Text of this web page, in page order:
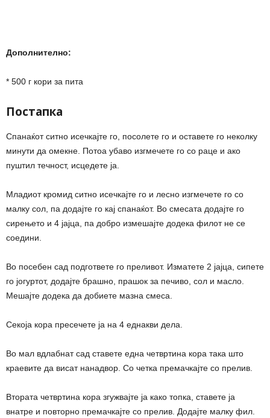
Дополнително:
* 500 г кори за пита
Постапка
Спанаќот ситно исечкајте го, посолете го и оставете го неколку
минути да омекне. Потоа убаво изгмечете го со раце и ако
пуштил течност, исцедете ја.
Младиот кромид ситно исечкајте го и лесно изгмечете го со
малку сол, па додајте го кај спанаќот. Во смесата додајте го
сирењето и 4 јајца, па добро измешајте додека филот не се
соедини.
Во посебен сад подгответе го преливот. Изматете 2 јајца, сипете
го јогуртот, додајте брашно, прашок за печиво, сол и масло.
Мешајте додека да добиете мазна смеса.
Секоја кора пресечете ја на 4 еднакви дела.
Во мал вдлабнат сад ставете една четвртина кора така што
краевите да висат нанадвор. Со четка премачкајте со прелив.
Втората четвртина кора згужвајте ја како топка, ставете ја
внатре и повторно премачкајте со прелив. Додајте малку фил.